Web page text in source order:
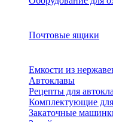
Почтовые ящики
Емкости из
Автоклавы
Рецепты для
Комплектующие для
Закаточные